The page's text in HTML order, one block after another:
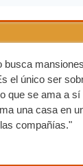
busca
el único ser
que se ama a
una casa en
compañías."